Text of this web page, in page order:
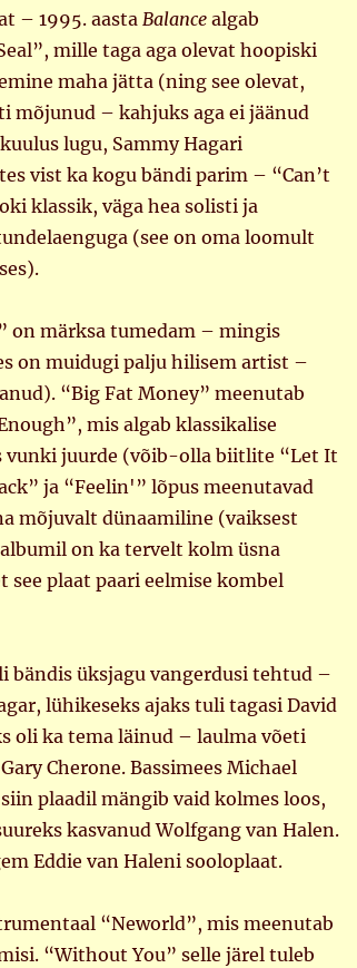
– 1995. aasta Balancealgab
mille taga aga olevat hoopiski
maha jätta (ning see olevat,
mõjunud – kahjuks aga ei jäänud
lugu, Sammy Hagari
vist ka kogu bändi parim – “Can’t
klassik, väga hea solisti ja
(see on oma loomult
on märksa tumedam – mingis
on muidugi palju hilisem artist –
“Big Fat Money” meenutab
mis algab klassikalise
vunki juurde (võib-olla biitlite “Let It
ja “Feelin'” lõpus meenutavad
mõjuvalt dünaamiline (vaiksest
on ka tervelt kolm üsna
plaat paari eelmise kombel
bändis üksjagu vangerdusi tehtud –
lühikeseks ajaks tuli tagasi David
oli ka tema läinud – laulma võeti
Cherone. Bassimees Michael
plaadil mängib vaid kolmes loos,
kasvanud Wolfgang van Halen.
Eddie van Haleni sooloplaat.
“Neworld”, mis meenutab
“Without You” selle järel tuleb